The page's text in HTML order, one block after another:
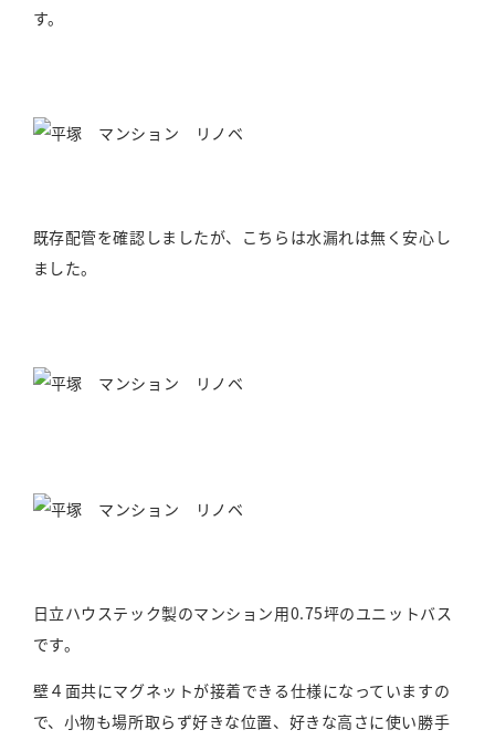
す。
既存配管を確認しましたが、こちらは水漏れは無く安心し
ました。
日立ハウステック製のマンション用0.75坪のユニットバス
です。
壁４面共にマグネットが接着できる仕様になっていますの
で、小物も場所取らず好きな位置、好きな高さに使い勝手